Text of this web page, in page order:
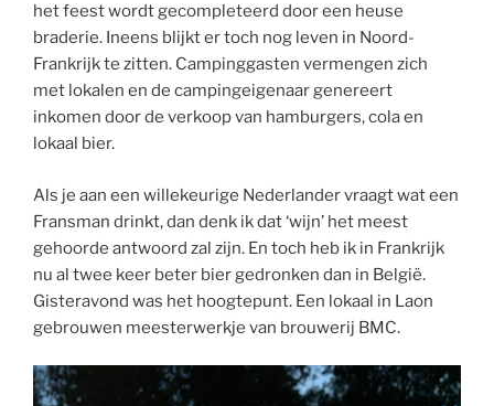
het feest wordt gecompleteerd door een heuse
braderie. Ineens blijkt er toch nog leven in Noord-
Frankrijk te zitten. Campinggasten vermengen zich
met lokalen en de campingeigenaar genereert
inkomen door de verkoop van hamburgers, cola en
lokaal bier.
Als je aan een willekeurige Nederlander vraagt wat een
Fransman drinkt, dan denk ik dat ‘wijn’ het meest
gehoorde antwoord zal zijn. En toch heb ik in Frankrijk
nu al twee keer beter bier gedronken dan in België.
Gisteravond was het hoogtepunt. Een lokaal in Laon
gebrouwen meesterwerkje van brouwerij BMC.